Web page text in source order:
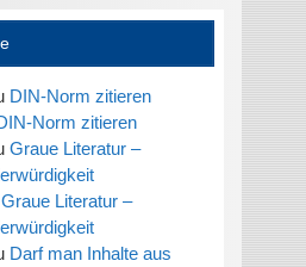
DIN-Norm zitieren
Norm zitieren
Graue Literatur –
Graue Literatur –
Darf man Inhalte aus